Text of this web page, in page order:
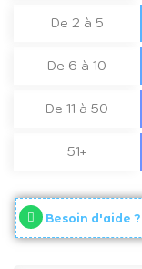
De 2 à 5
De 6 à 10
De 11 à 50
51+
Besoin d'aide